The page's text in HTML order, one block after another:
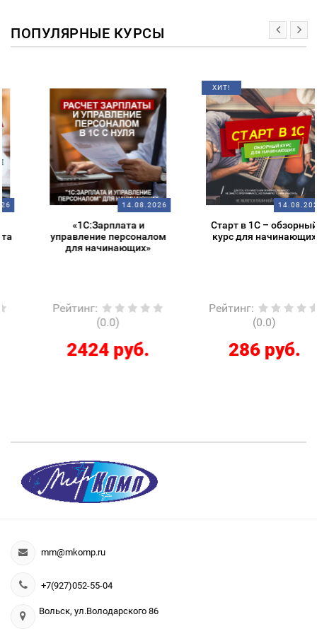
ПОПУЛЯРНЫЕ КУРСЫ
14.08.2026
«1С:Зарплата и
управление персоналом
для начинающих»
Рейтинг:
2424 руб.
14.08.2026
Старт в 1С – обзорный
курс для начинающих
Рейтинг:
286 руб.
mm@mkomp.ru
+7(927)052-55-04
Вольск, ул.Володарского 86